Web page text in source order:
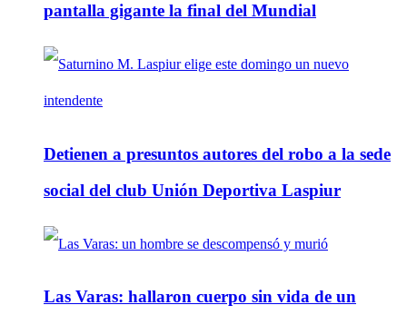
pantalla gigante la final del Mundial
Detienen a presuntos autores del robo a la sede
social del club Unión Deportiva Laspiur
Las Varas: hallaron cuerpo sin vida de un